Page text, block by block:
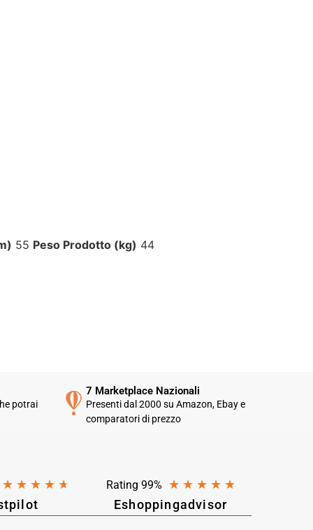
55 Peso Prodotto (kg) 44
potrai
7 Marketplace Nazionali
Presenti dal 2000 su Amazon, Ebay e
comparatori di prezzo
★ ★ ★ ★ ★ Rating 99% ★ ★ ★ ★ ★
Eshoppingadvisor